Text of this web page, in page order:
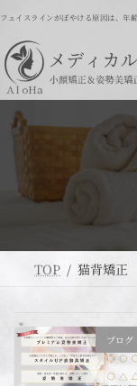
ン
テ
ン
ツ
へ
ビ
ゲ
ー
シ
ョ
フェイスラインがぼやける原因は、年
TOP 猫背矯正
ブログ